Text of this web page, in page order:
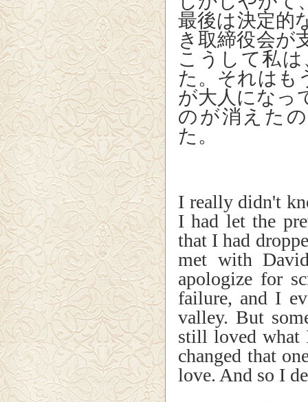
最後は決定的
き取締役会が
こうして私
た。それはも
が大人になっ
のが消えた
た。
I really didn't
I had let the
that I had
met with
apologize for
failure, and I
valley. But
still loved what
changed that
love. And so I